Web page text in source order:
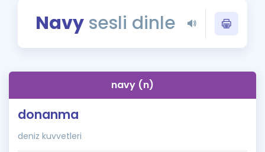
Rehberlik Aracı
Blog
İngilizce Gramer
Navysesli dinle
navy (n)
donanma
deniz kuvvetleri